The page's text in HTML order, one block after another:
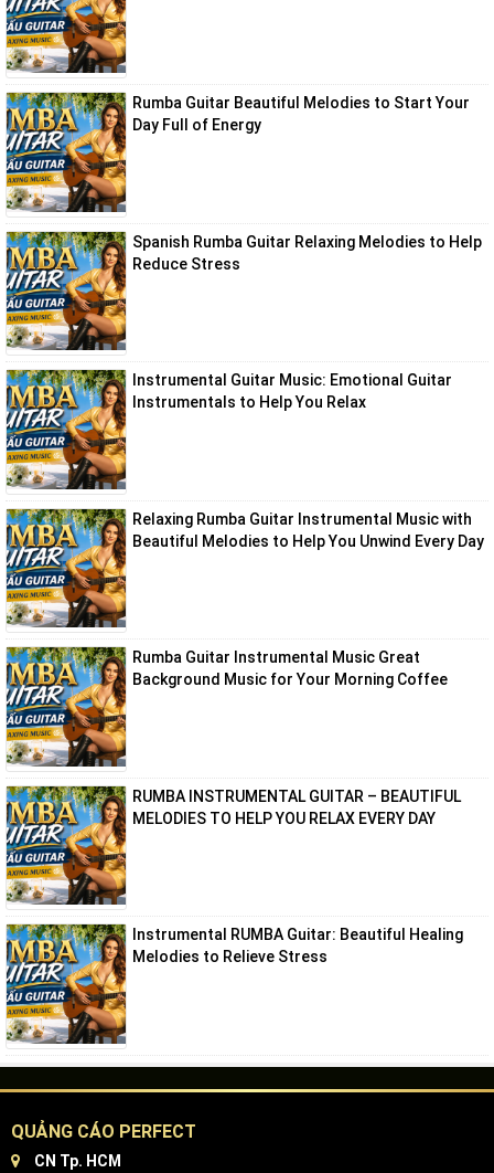
Rumba Guitar Beautiful Melodies to Start Your
Day Full of Energy
Spanish Rumba Guitar Relaxing Melodies to Help
Reduce Stress
Instrumental Guitar Music: Emotional Guitar
Instrumentals to Help You Relax
Relaxing Rumba Guitar Instrumental Music with
Beautiful Melodies to Help You Unwind Every Day
Rumba Guitar Instrumental Music Great
Background Music for Your Morning Coffee
RUMBA INSTRUMENTAL GUITAR – BEAUTIFUL
MELODIES TO HELP YOU RELAX EVERY DAY
Instrumental RUMBA Guitar: Beautiful Healing
Melodies to Relieve Stress
QUẢNG CÁO PERFECT
CN Tp. HCM